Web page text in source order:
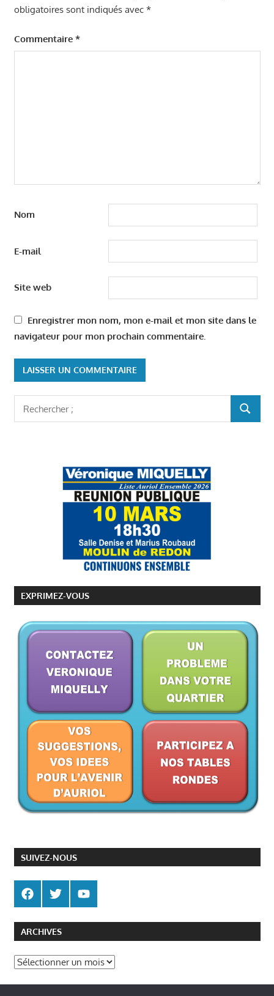
obligatoires sont indiqués avec *
Commentaire *
Nom
E-mail
Site web
Enregistrer mon nom, mon e-mail et mon site dans le
navigateur pour mon prochain commentaire.
EXPRIMEZ-VOUS
SUIVEZ-NOUS
ARCHIVES
Archives